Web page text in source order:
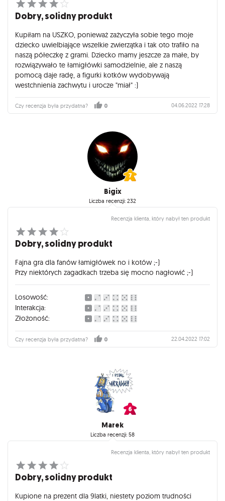
Dobry, solidny produkt
Kupiłam na USZKO, ponieważ zażyczyła sobie tego moje
dziecko uwielbiające wszelkie zwierzątka i tak oto trafiło na
naszą półeczkę z grami. Dziecko mamy jeszcze za małe, by
rozwiązywało te łamigłówki samodzielnie, ale z naszą
pomocą daje radę, a figurki kotków wydobywają
westchnienia zachwytu i urocze "miał" :)
Czy recenzja była przydatna? 0 04.06.2022 17:28
Bigix
Liczba recenzji: 232
Recenzja klienta, który nabył ten produkt
Dobry, solidny produkt
Fajna gra dla fanów łamigłówek no i kotów ;-)
Przy niektórych zagadkach trzeba się mocno nagłowić ;-)
Losowość:
Interakcja:
Złożoność:
Czy recenzja była przydatna? 0 22.04.2022 17:02
Marek
Liczba recenzji: 58
Recenzja klienta, który nabył ten produkt
Dobry, solidny produkt
Kupione na prezent dla 9latki, niestety poziom trudności